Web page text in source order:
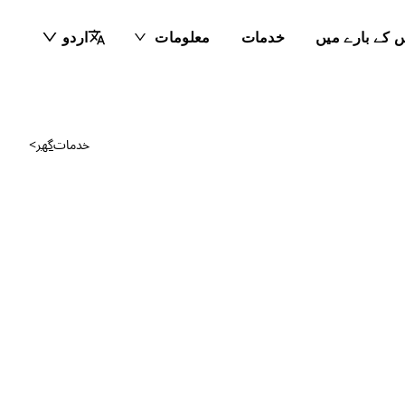
کے بارے میں خدمات معلومات اردو
گھر> خدمات